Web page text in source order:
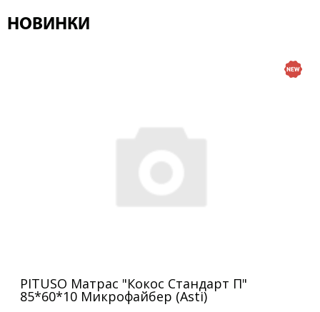
НОВИНКИ
PITUSO Матрас "Кокос Стандарт П"
85*60*10 Микрофайбер (Asti)